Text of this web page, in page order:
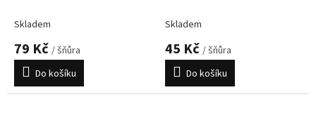
Skladem
79 Kč / šňůra
Do košíku
Skladem
45 Kč / šňůra
Do košíku